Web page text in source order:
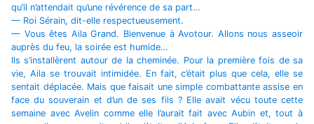
qu’il n’attendait qu’une révérence de sa part…
— Roi Sérain, dit-elle respectueusement.
— Vous êtes Aila Grand. Bienvenue à Avotour. Allons nous asseoir
auprès du feu, la soirée est humide…
Ils s’installèrent autour de la cheminée. Pour la première fois de sa
vie, Aila se trouvait intimidée. En fait, c’était plus que cela, elle se
sentait déplacée. Mais que faisait une simple combattante assise en
face du souverain et d’un de ses fils ? Elle avait vécu toute cette
semaine avec Avelin comme elle l’aurait fait avec Aubin et, tout à